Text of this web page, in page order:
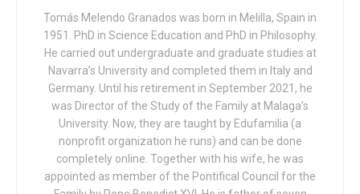
Para los padres:
orientan el quehacer educativo, en conjunto y en sus
detalles, y ponen freno a la impremeditación y a la
arbitrariedad, de modo que no improvisemos ni actuemos
en función del humor o del estado de ánimo, del
cansancio… o del afán de imponernos y llevar razón,
abusando de nuestra autoridad.
Tomás Melendo Granados was born in Melilla, Spain in
1951. PhD in Science Education and PhD in Philosophy.
He carried out undergraduate and graduate studies at
Navarra’s University and completed them in Italy and
Germany. Until his retirement in September 2021, he
was Director of the Study of the Family at Malaga’s
University. Now, they are taught by Edufamilia (a
nonprofit organization he runs) and can be done
completely online. Together with his wife, he was
appointed as member of the Pontifical Council for the